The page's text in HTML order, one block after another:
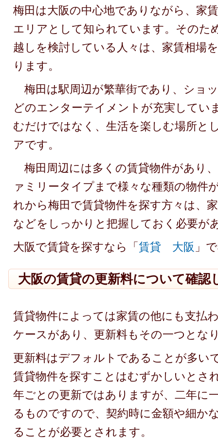
梅田は大阪の中心地でありながら、家
エリアとして知られています。そのた
越しを検討している人々は、家賃相場
ります。
梅田は駅周辺が繁華街であり、ショ
どのエンターテイメントが充実してい
むだけではなく、生活を楽しむ場所と
アです。
梅田周辺には多くの賃貸物件があり
ァミリータイプまで様々な種類の物件
れから梅田で賃貸物件を探す方々は、
などをしっかりと把握しておく必要が
大阪で賃貸を探すなら「賃貸 大阪 」
大阪の賃貸の更新料について確認
賃貸物件によっては家賃の他にも支払
ケースがあり、更新料もその一つとな
更新料はデフォルトであることが多い
賃貸物件を探すことはむずかしいとさ
年ごとの更新ではありますが、二年に
るものですので、契約時に金額や細か
ることが必要とされます。